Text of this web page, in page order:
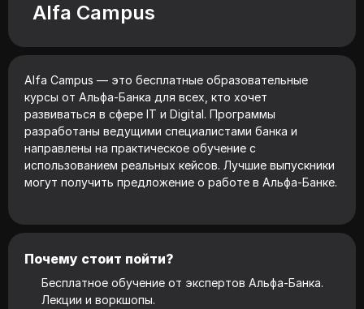
Alfa Campus
Alfa Campus — это бесплатные образовательные
курсы от Альфа-Банка для всех, кто хочет
развиваться в сфере IT и Digital. Программы
разработаны ведущими специалистами банка и
направлены на практическое обучение с
использованием реальных кейсов. Лучшие выпускники
могут получить предложение о работе в Альфа-Банке.
Почему стоит пойти?
Бесплатное обучение от экспертов Альфа-Банка.
Лекции и воркшопы.